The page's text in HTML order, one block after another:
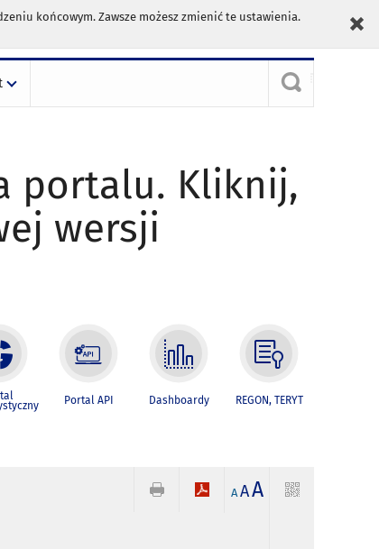
końcowym. Zawsze możesz zmienić te ustawienia.
portalu. Kliknij,
wersji
Portal API Dashboardy REGON, TERYT
A AA